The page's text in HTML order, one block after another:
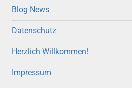
Blog News
Datenschutz
Herzlich Willkommen!
Impressum